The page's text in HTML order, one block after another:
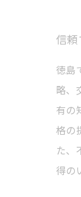
信
徳島
略、
有の
格の
た、
得の